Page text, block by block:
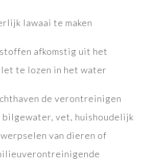
lawaai te maken
afkomstig uit het
te lozen in het water
de verontreinigen
bilgewater, vet, huishoudelijk
van dieren of